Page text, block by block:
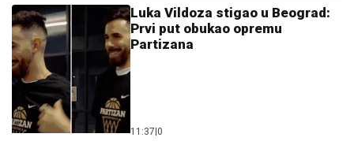
Luka Vildoza stigao u Beograd:
Prvi put obukao opremu
Partizana
11:37|0